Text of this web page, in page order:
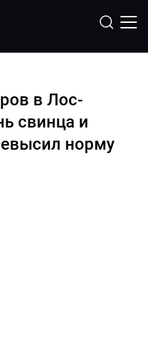
в Лос-
свинца и
норму